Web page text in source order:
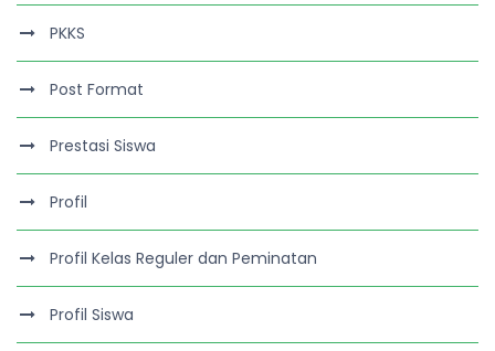
PKKS
Post Format
Prestasi Siswa
Profil
Profil Kelas Reguler dan Peminatan
Profil Siswa